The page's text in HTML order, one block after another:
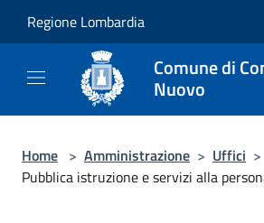
Regione Lombardia
Comune di
Nuovo
Home > Amministrazione > Uffici >
Pubblica istruzione e servizi alla